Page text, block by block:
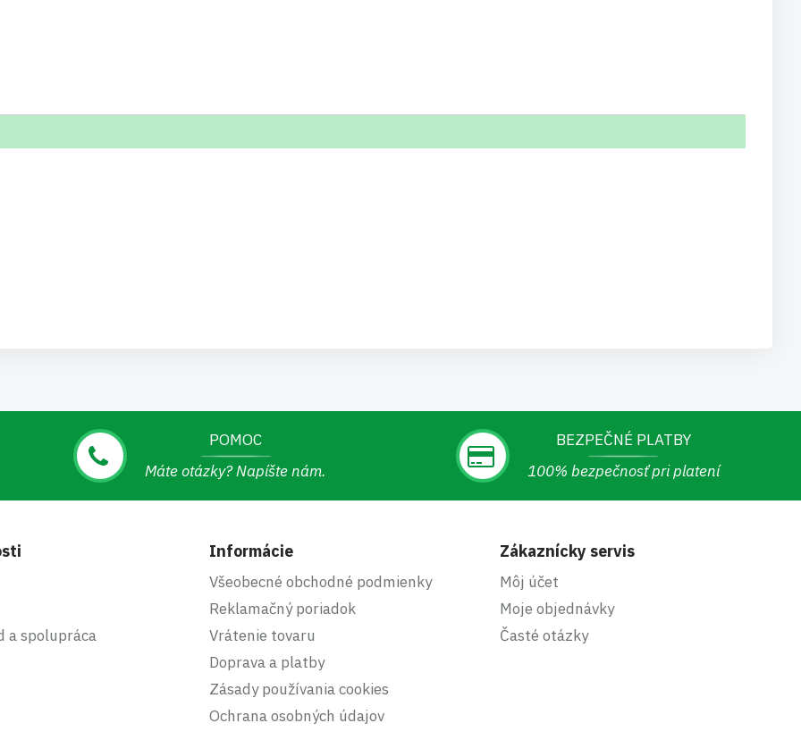
POMOC
Máte otázky? Napíšte nám.
BEZPEČNÉ PLATBY
100% bezpečnosť pri platení
a spolupráca
Informácie
Všeobecné obchodné podmienky
Reklamačný poriadok
Vrátenie tovaru
Doprava a platby
Zásady používania cookies
Ochrana osobných údajov
Zákaznícky servis
Môj účet
Moje objednávky
Časté otázky